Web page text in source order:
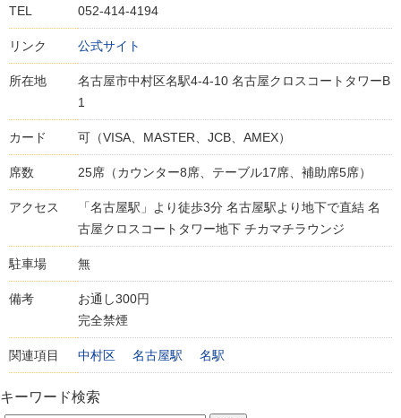
TEL 052-414-4194
リンク 公式サイト
所在地
名古屋市中村区名駅4-4-10 名古屋クロスコートタワーB
1
カード 可（VISA、MASTER、JCB、AMEX）
席数 25席（カウンター8席、テーブル17席、補助席5席）
アクセス
「名古屋駅」より徒歩3分 名古屋駅より地下で直結 名
古屋クロスコートタワー地下 チカマチラウンジ
駐車場 無
備考
お通し300円
完全禁煙
関連項目 中村区 名古屋駅 名駅
キーワード検索